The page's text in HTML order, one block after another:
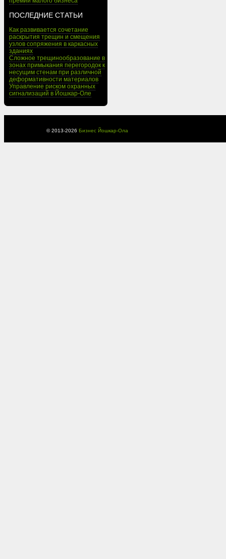
ПОСЛЕДНИЕ СТАТЬИ
Как развивается сочетание
раскрытия трещин и смещения
узлов сопряжения в каркасных
зданиях
Сложное трещинообразование в
зонах примыкания перегородок к
несущим стенам при различной
деформативности материалов
Управление риском охранных
сигнализаций в Йошкар-Оле
© 2013-2026 Бизнес Йошкар-Ола